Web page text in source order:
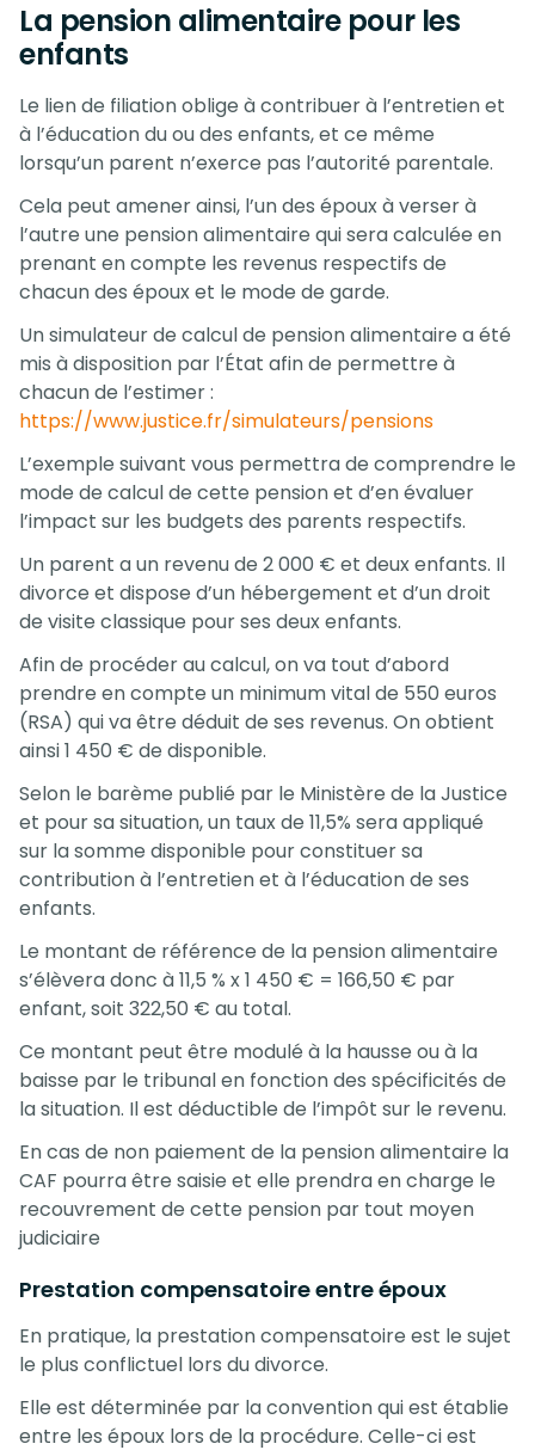
La pension alimentaire pour les
enfants
Le lien de filiation oblige à contribuer à l’entretien et
à l’éducation du ou des enfants, et ce même
lorsqu’un parent n’exerce pas l’autorité parentale.
Cela peut amener ainsi, l’un des époux à verser à
l’autre une pension alimentaire qui sera calculée en
prenant en compte les revenus respectifs de
chacun des époux et le mode de garde.
Un simulateur de calcul de pension alimentaire a été
mis à disposition par l’État afin de permettre à
chacun de l’estimer :
https://www.justice.fr/simulateurs/pensions
L’exemple suivant vous permettra de comprendre le
mode de calcul de cette pension et d’en évaluer
l’impact sur les budgets des parents respectifs.
Un parent a un revenu de 2 000 € et deux enfants. Il
divorce et dispose d’un hébergement et d’un droit
de visite classique pour ses deux enfants.
Afin de procéder au calcul, on va tout d’abord
prendre en compte un minimum vital de 550 euros
(RSA) qui va être déduit de ses revenus. On obtient
ainsi 1 450 € de disponible.
Selon le barème publié par le Ministère de la Justice
et pour sa situation, un taux de 11,5% sera appliqué
sur la somme disponible pour constituer sa
contribution à l’entretien et à l’éducation de ses
enfants.
Le montant de référence de la pension alimentaire
s’élèvera donc à 11,5 % x 1 450 € = 166,50 € par
enfant, soit 322,50 € au total.
Ce montant peut être modulé à la hausse ou à la
baisse par le tribunal en fonction des spécificités de
la situation. Il est déductible de l’impôt sur le revenu.
En cas de non paiement de la pension alimentaire la
CAF pourra être saisie et elle prendra en charge le
recouvrement de cette pension par tout moyen
judiciaire
Prestation compensatoire entre époux
En pratique, la prestation compensatoire est le sujet
le plus conflictuel lors du divorce.
Elle est déterminée par la convention qui est établie
entre les époux lors de la procédure. Celle-ci est